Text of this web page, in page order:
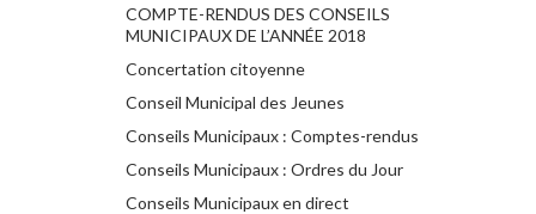
COMPTE-RENDUS DES CONSEILS
MUNICIPAUX DE L’ANNÉE 2018
Concertation citoyenne
Conseil Municipal des Jeunes
Conseils Municipaux : Comptes-rendus
Conseils Municipaux : Ordres du Jour
Conseils Municipaux en direct